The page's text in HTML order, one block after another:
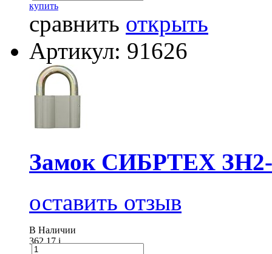
купить
сравнить открыть
Артикул: 91626
Замок СИБРТЕХ ЗН2-
оставить отзыв
В Наличии
362.17i